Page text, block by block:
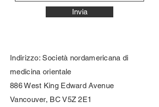
Invia
Indirizzo: Società nordamericana di
medicina orientale
886 West King Edward Avenue
Vancouver, BC V5Z 2E1